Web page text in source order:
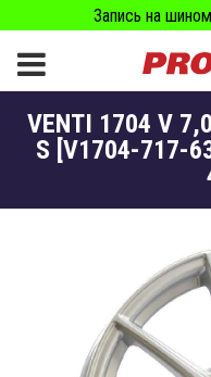
Запись на
VENTI 1704 V
S [V1704-717-